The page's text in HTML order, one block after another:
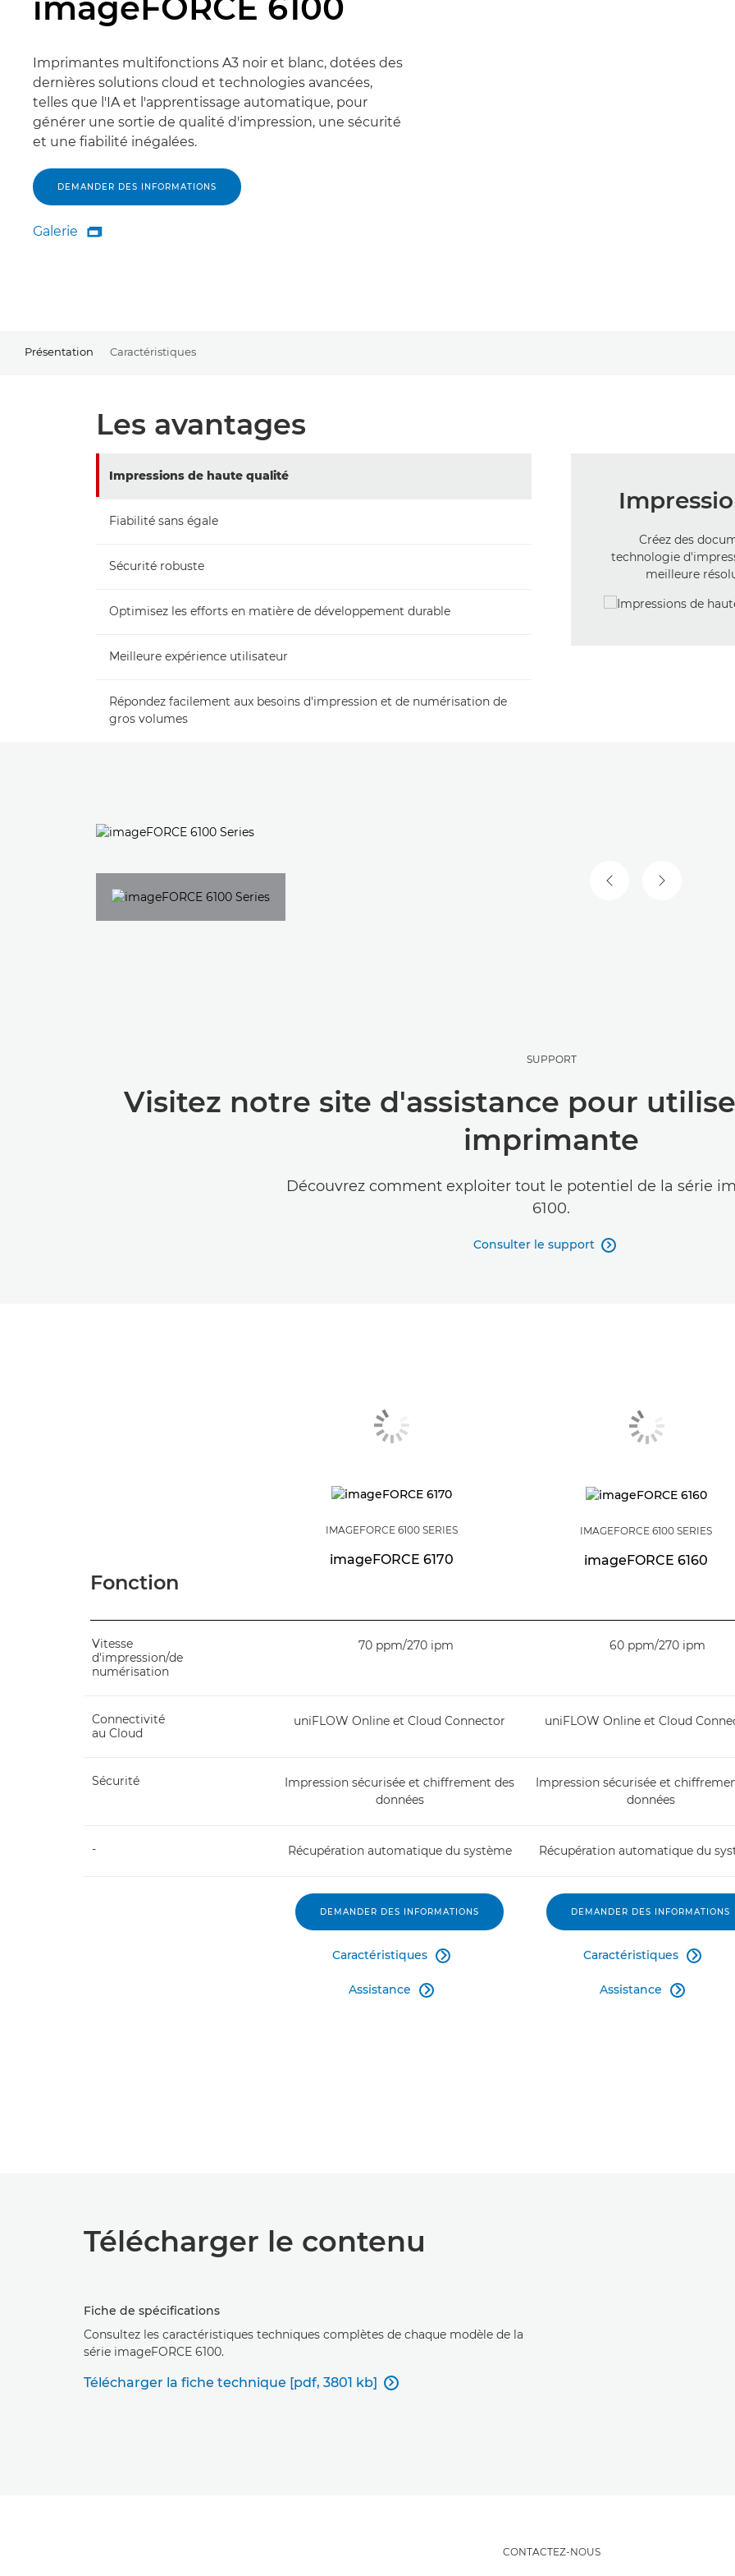
imageFORCE 6100
Imprimantes multifonctions A3 noir et blanc, dotées des
dernières solutions cloud et technologies avancées,
telles que l'IA et l'apprentissage automatique, pour
générer une sortie de qualité d'impression, une sécurité
et une fiabilité inégalées.
DEMANDER DES INFORMATIONS
Galerie
Galerie

Présentation Caractéristiques
Les avantages
Impressions de haute qualité
Fiabilité sans égale
Sécurité robuste
Optimisez les efforts en matière de développement durable
Meilleure expérience utilisateur
Répondez facilement aux besoins d'impression et de numérisation de
gros volumes
Créez des
technologie
meilleure
DIAPOSITIVEDIAPOSITIVE
SUPPORT
Visitez notre site d'assistance pour
imprimante
Découvrez comment exploiter tout le potentiel de la série
6100.
Consulter le support 
Fonction
IMAGEFORCE 6100 SERIES
imageFORCE 6170
IMAGEFORCE 6100 SERIES
imageFORCE 6160
Vitesse
d'impression/de
numérisation
70 ppm/270 ipm 60 ppm/270 ipm
Connectivité
au Cloud
uniFLOW Online et Cloud Connector uniFLOW Online et Cloud
Sécurité
Impression sécurisée et chiffrement des
données
Impression sécurisée et
données
- Récupération automatique du système Récupération automatique du
DEMANDER DES INFORMATIONS
Caractéristiques 
Assistance 
DEMANDER DES INFORMATIONS
Caractéristiques 
Assistance 
Télécharger le contenu
Fiche de spécifications
Consultez les caractéristiques techniques complètes de chaque modèle de la
série imageFORCE 6100.
Télécharger la fiche technique [pdf, 3801 kb] 
CONTACTEZ-NOUS